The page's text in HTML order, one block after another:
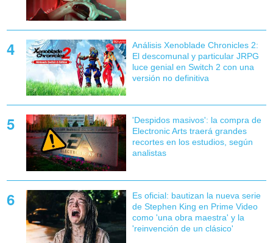
Análisis Xenoblade Chronicles 2:
El descomunal y particular JRPG
luce genial en Switch 2 con una
versión no definitiva
'Despidos masivos': la compra de
Electronic Arts traerá grandes
recortes en los estudios, según
analistas
Es oficial: bautizan la nueva serie
de Stephen King en Prime Video
como 'una obra maestra' y la
'reinvención de un clásico'